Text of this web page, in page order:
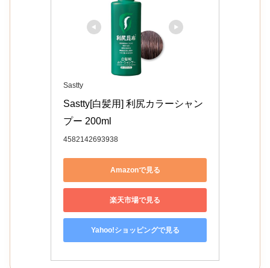
Sastty
Sastty[白髪用] 利尻カラーシャン
プー 200ml
4582142693938
Amazonで見る
楽天市場で見る
Yahoo!ショッピングで見る